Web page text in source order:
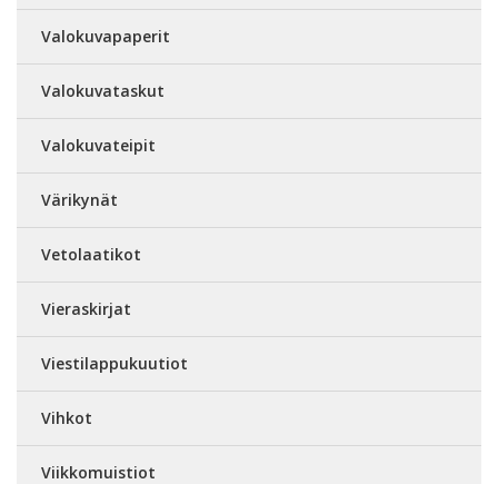
Valokuvapaperit
Valokuvataskut
Valokuvateipit
Värikynät
Vetolaatikot
Vieraskirjat
Viestilappukuutiot
Vihkot
Viikkomuistiot